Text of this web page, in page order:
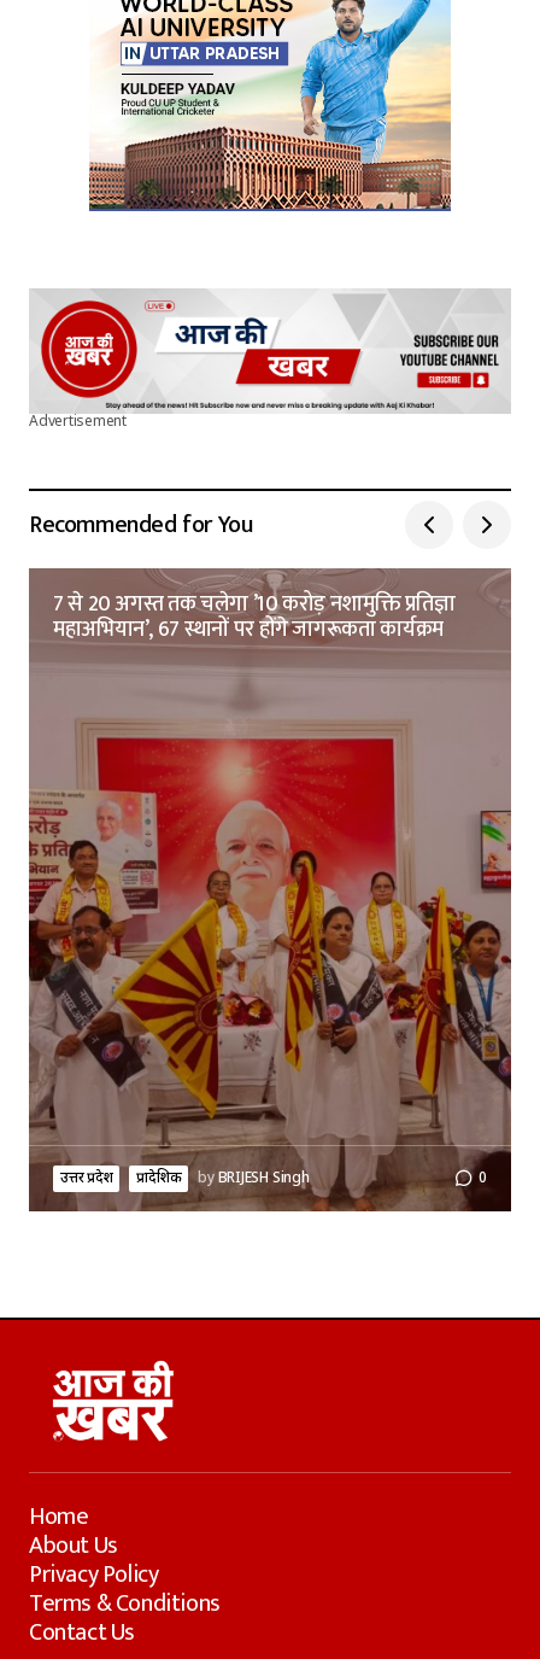
Submit Comment
Advertisement
Recommended for You
7 से 20 अगस्त तक चलेगा ’10 करोड़ नशामुक्ति प्रतिज्ञा
महाअभियान’, 67 स्थानों पर होंगे जागरूकता कार्यक्रम
उत्तर प्रदेश प्रादेशिक byBRIJESH Singh 0
Home
About Us
Privacy Policy
Terms & Conditions
Contact Us